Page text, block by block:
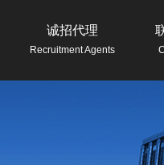
诚招代理
Recruitment Agents